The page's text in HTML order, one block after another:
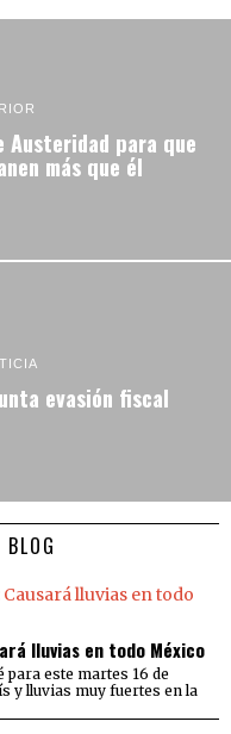
Austeridad para que
más que él
evasión fiscal
lluvias en todo México
este martes 16 de
y lluvias muy fuertes en la